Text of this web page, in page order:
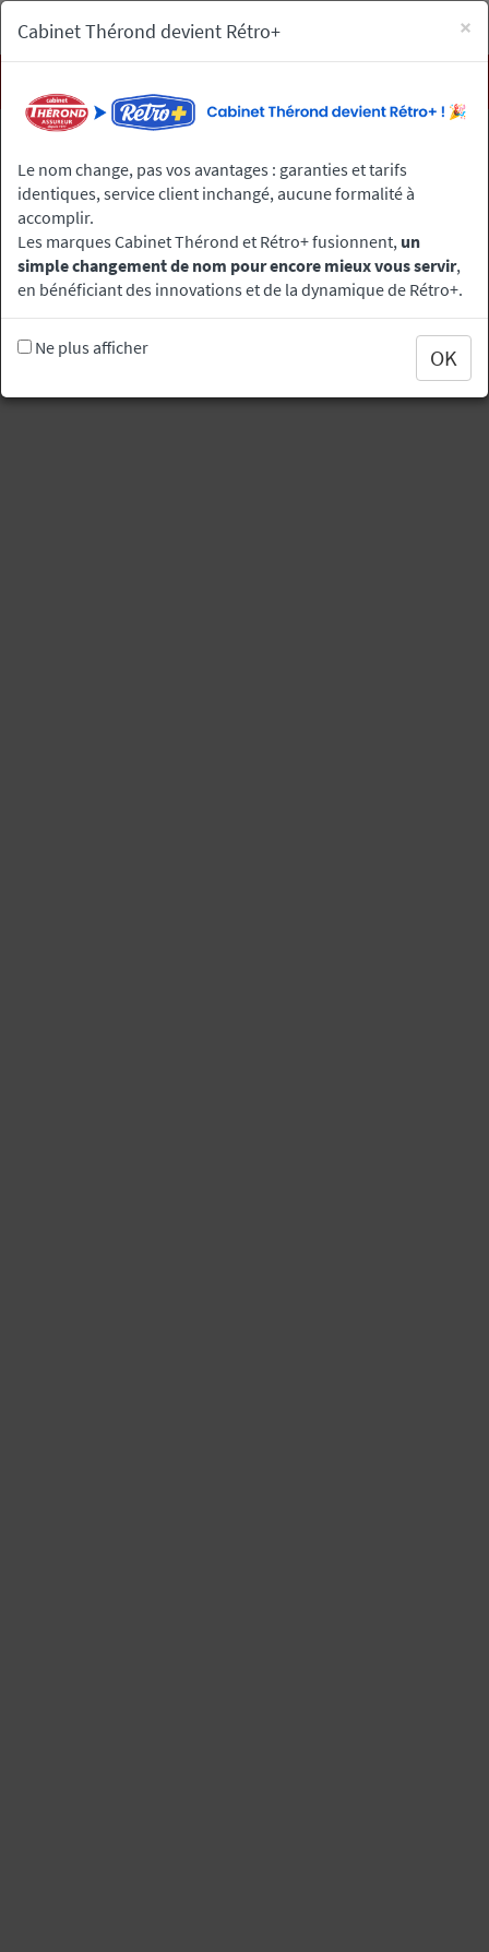
Aller
contenu
×
Cabinet Thérond devient Rétro+
Le nom change, pas vos avantages : garanties et tarifs
identiques, service client inchangé, aucune formalité à
accomplir.
Les marques Cabinet Thérond et Rétro+ fusionnent, un
simple changement de nom pour encore mieux vous servir,
en bénéficiant des innovations et de la dynamique de Rétro+.
Ne plus afficher OK